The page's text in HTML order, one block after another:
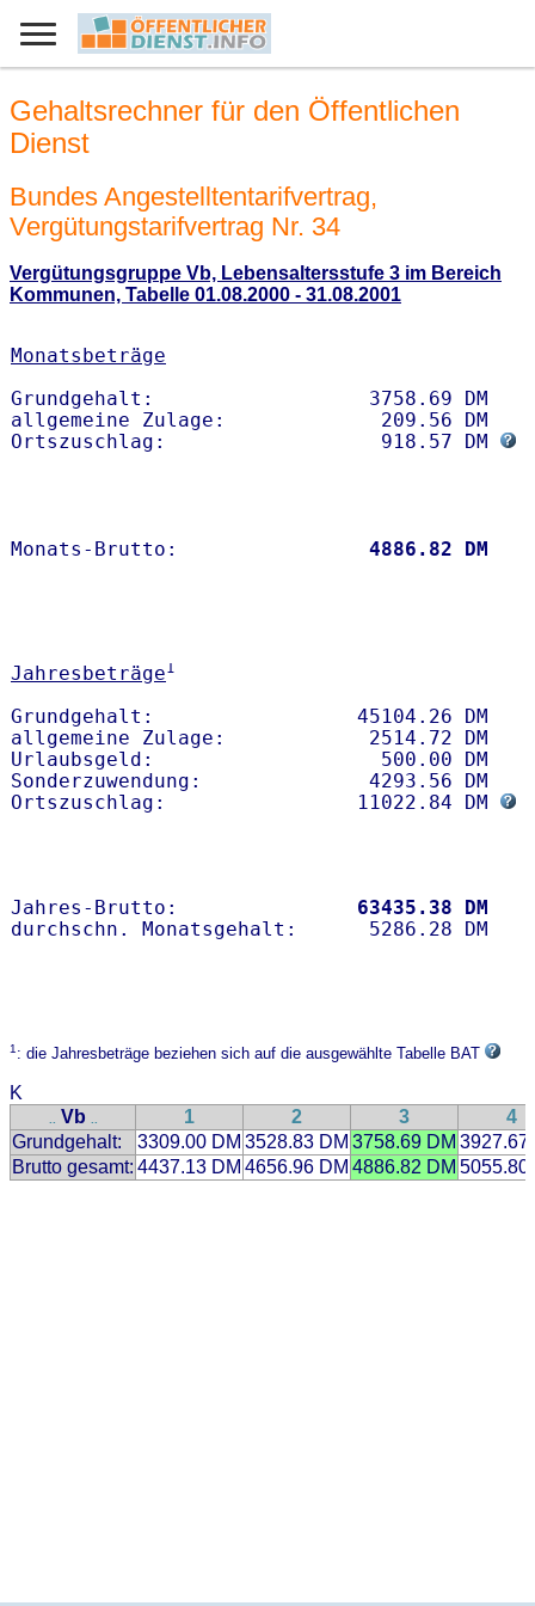
Gehaltsrechner für den Öffentlichen
Dienst
Bundes Angestelltentarifvertrag,
Vergütungstarifvertrag Nr. 34
Vergütungsgruppe Vb, Lebensaltersstufe 3 im Bereich
Kommunen, Tabelle 01.08.2000 - 31.08.2001
Monatsbeträge
Grundgehalt:                  3758.69 DM
allgemeine Zulage:             209.56 DM
Ortszuschlag:                  918.57 DM
Monats-Brutto: 4886.82 DM
Jahresbeträge1
Grundgehalt:                 45104.26 DM
allgemeine Zulage:            2514.72 DM
Urlaubsgeld:                   500.00 DM
Sonderzuwendung:              4293.56 DM
Ortszuschlag:                11022.84 DM
Jahres-Brutto: 63435.38 DM
1: die Jahresbeträge beziehen sich auf die ausgewählte Tabelle BAT
K
.. Vb .. 1 2 3
4
Grundgehalt:
3309.00 DM 3528.83 DM 3758.69 DM 3927.67
Brutto gesamt: 4437.13 DM 4656.96 DM 4886.82 DM 5055.80